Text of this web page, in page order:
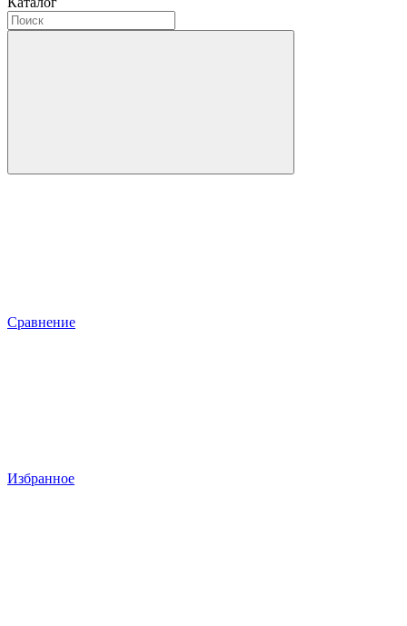
Сравнение
Избранное